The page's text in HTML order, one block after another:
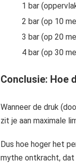
1 bar
2 bar (op 10
3 bar (op 20
4 bar (op 30
Conclusie: Hoe
Wanneer de druk
zit je aan maximale
Dus hoe hoger het
mythe ontkracht, dat